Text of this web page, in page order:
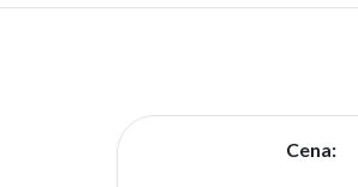
Cena: